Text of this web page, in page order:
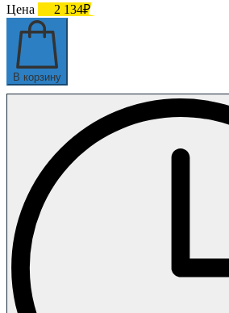
Цена 2 134₽
В корзину